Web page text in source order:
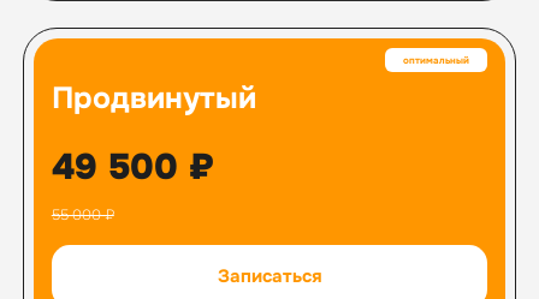
Продвинутый
49 500 ₽
55 000 ₽
Записаться